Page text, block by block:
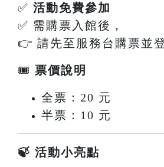
✅ 活動免費參加
✅ 需購票入館後，
👉 請先至服務台購票並
🎟 票價說明
全票：20 元
半票：10 元
🍃 活動小亮點